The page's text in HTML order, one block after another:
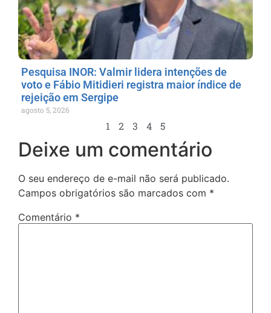
Pesquisa INOR: Valmir lidera intenções de
voto e Fábio Mitidieri registra maior índice de
rejeição em Sergipe
agosto 5, 2026
1 2 3 4 5
Deixe um comentário
O seu endereço de e-mail não será publicado.
Campos obrigatórios são marcados com *
Comentário *